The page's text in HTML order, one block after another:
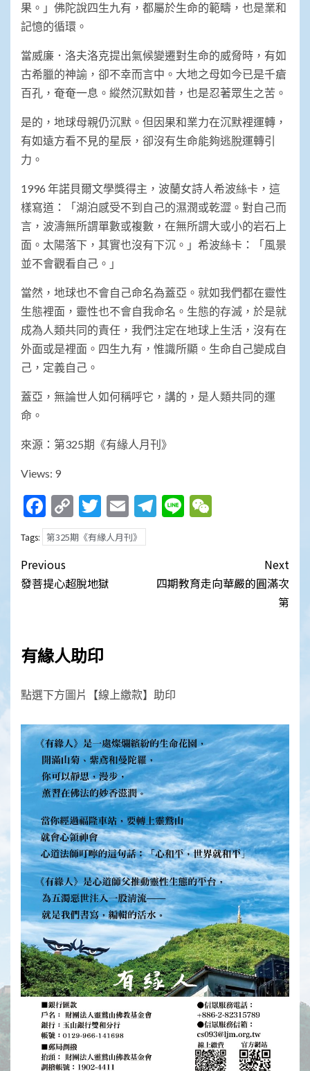
果。」佛陀說四生九有，都屬於生命的範疇，也是業和
記憶的循環。
當威廉．洛夫洛克提出氣候變遷對生命的威脅時，有如
古希臘的神諭，卻不幸而言中。大地之母如今已是千瘡
百孔，奄奄一息。縱然沉默如昔，也是忍著眾生之苦。
是的，地球母親仍沉默。但因果和業力在沉默裡運轉，
有如遠方看不見的星辰，卻沒有生命能夠逃脫運轉引
力。
1996 年諾貝爾文學獎得主，波蘭女詩人希波絲卡，這
樣寫道：「湖泊感受不到自己的濕潤或乾澀。對自己而
言，波濤無所謂單數或複數，在無所謂大或小的岩石上
面。太陽落下，其實也沒有下沉。」希波絲卡：「風景
並不會觀看自己。」
當然，地球也不會自己命名為蓋亞。就如我們都在靈性
生態裡面，靈性也不會自我命名。生態的存滅，於是就
成為人類共同的責任，我們注定在地球上生活，沒有在
外面或是裡面。四生九有，惟識所顯。生命自己變成自
己，定義自己。
蓋亞，無論世人如何稱呼它，講的，是人類共同的運
命。
來源：第325期《有緣人月刊》
Views: 9
Facebook
Copy
Link
Twitter
EmailTelegram
Line
Tags: 第325期《有緣人月刊》
Post
navigation
Previous
發菩提心超脫地獄
Next
四期教育走向華嚴的圓滿次
第
有緣人助印
點選下方圖片【線上繳款】助印